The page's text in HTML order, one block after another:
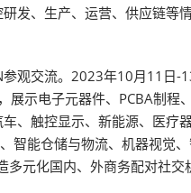
发、生产、运营、供应链等情
观交流。2023年10月11日-
示电子元器件、PCBA制程
、触控显示、新能源、医疗
能仓储与物流、机器视觉、
元化国内、外商务配对社